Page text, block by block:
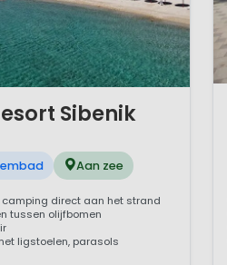
Sibenik
Aan zee
direct aan het strand
tussen olijfbomen
ligstoelen, parasols